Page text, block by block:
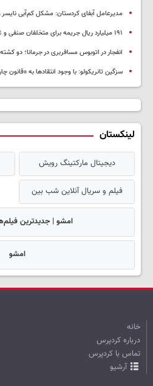
مدیرعامل آبفای کردستان: مشکل کم‌آبی
۱۹۱ میلیارد ریال جریمه برای متخلفان صنفی و غیرصنفی کردستان صادر شد
انفجار در اتوبوس مسافربری در جرمانا؛ دو کشته و ۱۳ زخمی +
سزگین تانریکولو: با وجود انتقادها به
لینکستان
دیجیتال مارکتینگ رویش
فیلم و سریال آنلاین شب بین
امشو | جدیدترین
امشو
خانه
درباره کردپرس
تماس با کردپرس
آرشیو